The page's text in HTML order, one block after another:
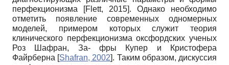
перфекционизма
[Flett, 2015]. Однако необходимо
отметить появление современных одномерных
моделей, примером которых служит теория
клинического перфекционизма оксфордских ученых
Роз Шафран, За- фры Купер и Кристофера
Файрберна [Shafran, 2002]. Таким образом, дискуссия